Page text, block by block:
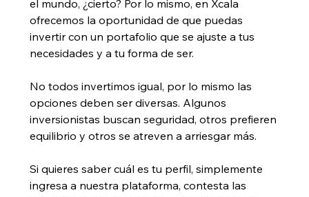
el mundo, ¿cierto? Por lo mismo, en Xcala
ofrecemos la oportunidad de que puedas
invertir con un portafolio que se ajuste a tus
necesidades y a tu forma de ser.
No todos invertimos igual, por lo mismo las
opciones deben ser diversas. Algunos
inversionistas buscan seguridad, otros prefieren
equilibrio y otros se atreven a arriesgar más.
Si quieres saber cuál es tu perfil, simplemente
ingresa a nuestra plataforma, contesta las